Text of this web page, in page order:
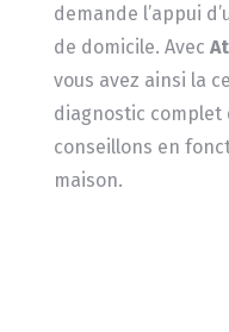
demande l’appui
de domicile. Avec
vous avez ainsi la
diagnostic complet
conseillons en
maison.